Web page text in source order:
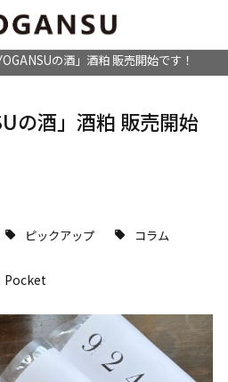
の酒」酒粕 販売開始です！
の酒」酒粕 販売開始
ピックアップ コラム
Pocket